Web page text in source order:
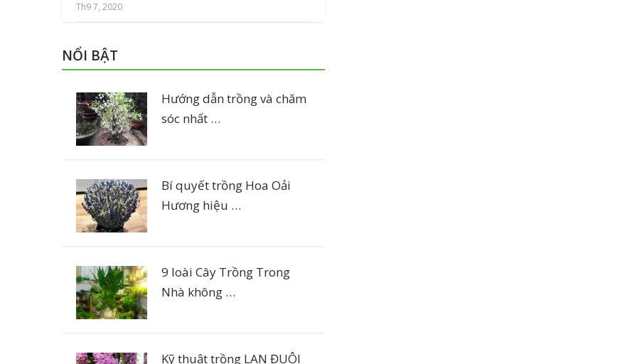
Th9 7, 2020
NỔI BẬT
Hướng dẫn trồng và chăm
sóc nhất …
Bí quyết trồng Hoa Oải
Hương hiệu …
9 loài Cây Trồng Trong
Nhà không …
Kỹ thuật trồng LAN ĐUÔI